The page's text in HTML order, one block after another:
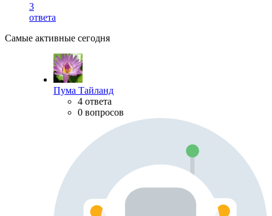
3
ответа
Самые активные сегодня
Пума Тайланд
4 ответа
0 вопросов